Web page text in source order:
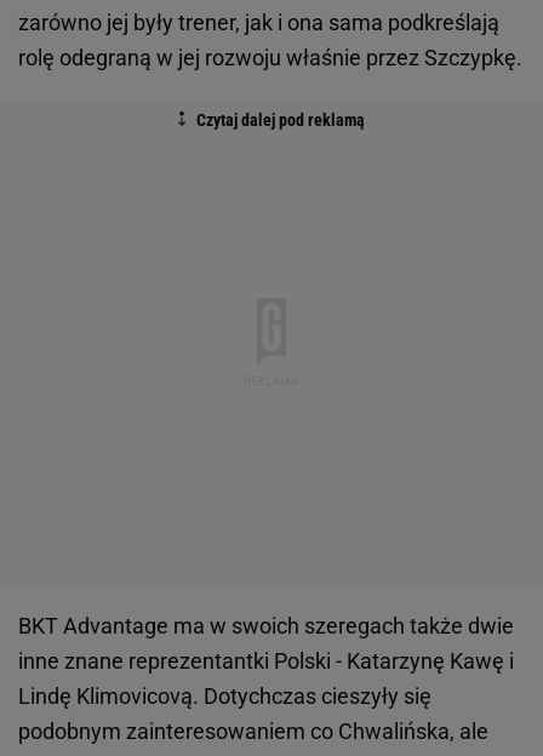
zarówno jej były trener, jak i ona sama podkreślają
rolę odegraną w jej rozwoju właśnie przez Szczypkę.
BKT Advantage ma w swoich szeregach także dwie
inne znane reprezentantki Polski - Katarzynę Kawę i
Lindę Klimovicovą. Dotychczas cieszyły się
podobnym zainteresowaniem co Chwalińska, ale